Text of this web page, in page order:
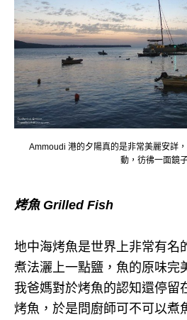
Ammoudi 港的夕陽真的是非常美麗安詳
動，彷彿一面鏡
烤魚 Grilled Fish
地中海烤魚是世界上非常有名
煮法灑上一點鹽，魚的原味完
我爸媽對於烤魚的認知還停留
烤魚，於是問廚師可不可以煮